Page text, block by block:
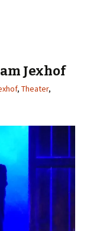
Jexhof
, Theater,